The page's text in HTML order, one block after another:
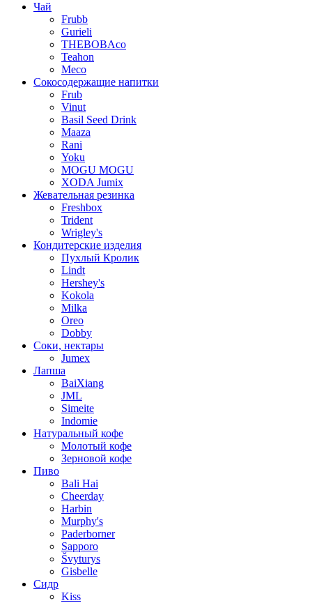
Чай
Frubb
Gurieli
THEBOBAco
Teahon
Meco
Сокосодержащие напитки
Frub
Vinut
Basil Seed Drink
Maaza
Rani
Yoku
MOGU MOGU
XODA Jumix
Жевательная резинка
Freshbox
Trident
Wrigley's
Кондитерские изделия
Пухлый Кролик
Lindt
Hershey's
Kokola
Milka
Oreo
Dobby
Соки, нектары
Jumex
Лапша
BaiXiang
JML
Simeite
Indomie
Натуральный кофе
Молотый кофе
Зерновой кофе
Пиво
Bali Hai
Cheerday
Harbin
Murphy's
Paderborner
Sapporo
Švyturys
Gisbelle
Сидр
Kiss